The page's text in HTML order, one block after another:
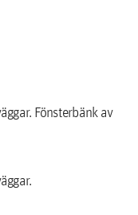
Fönsterbänk av